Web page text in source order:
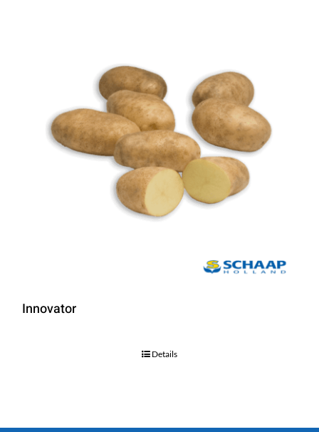
Innovator
Details